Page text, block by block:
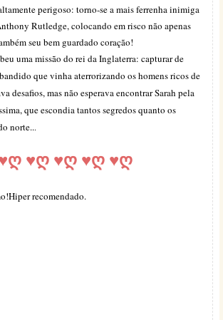
perigoso: torno-se a mais ferrenha inimiga
Rutledge, colocando em risco não apenas
seu bem guardado coração!
uma missão do rei da Inglaterra: capturar de
que vinha aterrorizando os homens ricos de
desafios, mas não esperava encontrar Sarah pela
que escondia tantos segredos quanto os
norte...
ღ ♥ღ ♥ღ ♥ღ ♥ღ
recomendado.